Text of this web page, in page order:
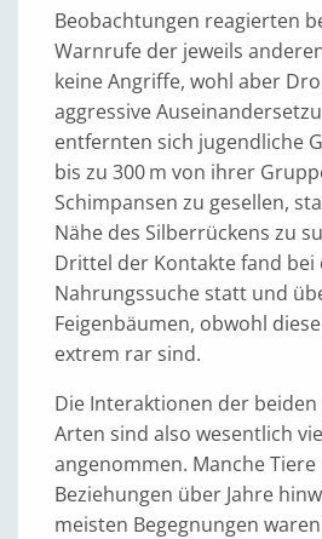
Beobachtungen reagierten
Warnrufe der jeweils
keine Angriffe, wohl aber
aggressive
entfernten sich jugendliche
bis zu 300 m von ihrer
Schimpansen zu gesellen,
Nähe des Silberrückens zu
Drittel der Kontakte fand bei
Nahrungssuche statt und
Feigenbäumen, obwohl
extrem rar sind.
Die Interaktionen der
Arten sind also wesentlich
angenommen. Manche
Beziehungen über Jahre
meisten Begegnungen